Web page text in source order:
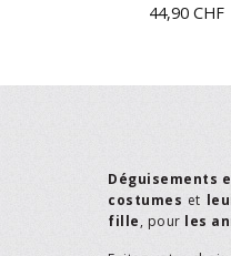
44,90 CHF
Déguisements
costumes et
fille, pour les